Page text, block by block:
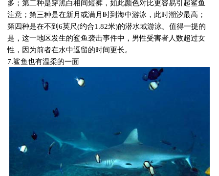
多；第二种是穿黑白相间短裤，如此颜色对比更容易引起鲨鱼
注意；第三种是在新月或满月时到海中游泳，此时潮汐最高；
第四种是在不到 6英尺(约合1.82米)的潜水域游泳。值得一提的
是，这一地区发生的鲨鱼袭击事件中，男性受害者人数超过女
性，因为前者在水中逗留的时间更长。
7.鲨鱼也有温柔的一面